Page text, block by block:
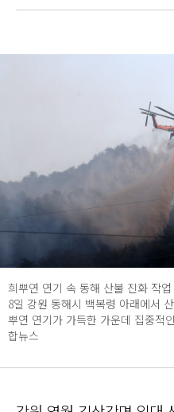
희뿌연 연기 속 동해 산불 진화 작업
8일 강원 동해시 백복령 아래에서
뿌연 연기가 가득한 가운데 집중적
합뉴스